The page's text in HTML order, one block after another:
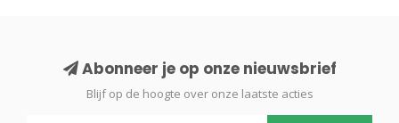
Abonneer je op onze nieuwsbrief
Blijf op de hoogte over onze laatste acties